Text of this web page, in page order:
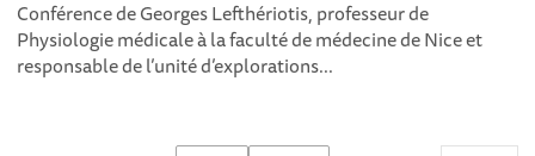
Conférence de Georges Lefthériotis, professeur de
Physiologie médicale à la faculté de médecine de Nice et
responsable de l’unité d’explorations...